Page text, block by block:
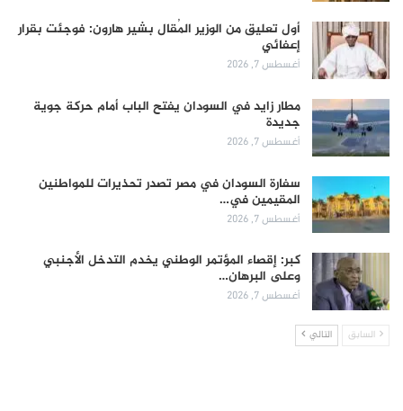
أول تعليق من الوزير المُقال بشير هارون: فوجئت بقرار
إعفائي
أغسطس 7, 2026
مطار زايد في السودان يفتح الباب أمام حركة جوية
جديدة
أغسطس 7, 2026
سفارة السودان في مصر تصدر تحذيرات للمواطنين
المقيمين في…
أغسطس 7, 2026
كبر: إقصاء المؤتمر الوطني يخدم التدخل الأجنبي
وعلى البرهان…
أغسطس 7, 2026
السابق التالي